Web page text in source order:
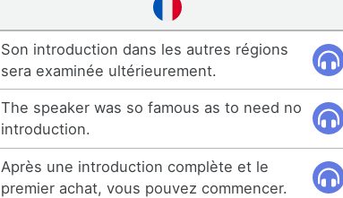
Son introduction dans les autres régions
sera examinée ultérieurement.
The speaker was so famous as to need no
introduction.
Après une introduction complète et le
premier achat, vous pouvez commencer.